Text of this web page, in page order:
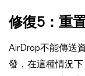
修復5：重
AirDrop不能傳送
發，在這種情況